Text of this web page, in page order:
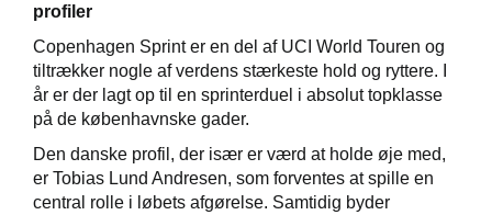
profiler
Copenhagen Sprint er en del af UCI World Touren og
tiltrækker nogle af verdens stærkeste hold og ryttere. I
år er der lagt op til en sprinterduel i absolut topklasse
på de københavnske gader.
Den danske profil, der især er værd at holde øje med,
er Tobias Lund Andresen, som forventes at spille en
central rolle i løbets afgørelse. Samtidig byder